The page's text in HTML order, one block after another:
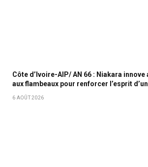
Côte d’Ivoire-AIP/ AN 66 : Niakara
aux flambeaux pour renforcer l’esprit
6 AOÛT 2026